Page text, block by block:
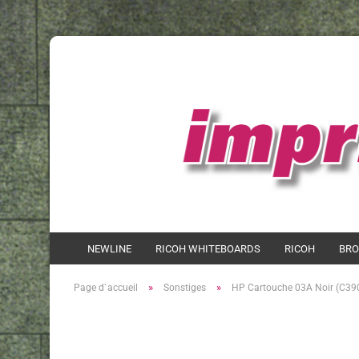
NEWLINE RICOH WHITEBOARDS RICOH
Page d`accueil » Sonstiges » HP Cartouche 03A Noir